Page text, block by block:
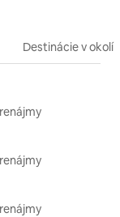
Destinácie v okolí